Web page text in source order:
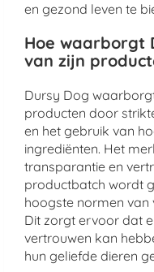
en gezond leven te
Hoe waarborgt
van zijn
Dursy Dog
producten door
en het gebruik van
ingrediënten. Het
transparantie en
productbatch wordt
hoogste normen van
Dit zorgt ervoor dat
vertrouwen kan
hun geliefde dieren